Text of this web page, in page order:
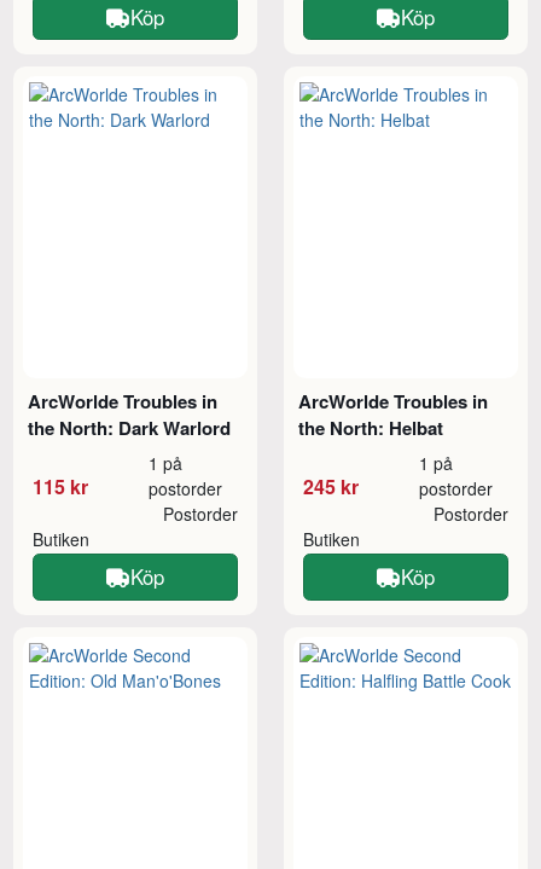
Köp Köp
ArcWorlde Troubles in
the North: Dark Warlord
115 kr
1 på
postorder
Butiken
Postorder
Köp
ArcWorlde Troubles in
the North: Helbat
245 kr
1 på
postorder
Butiken
Postorder
Köp